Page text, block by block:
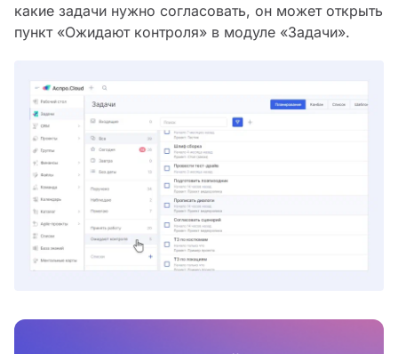
какие задачи нужно согласовать, он может открыть
пункт «Ожидают контроля» в модуле «Задачи».